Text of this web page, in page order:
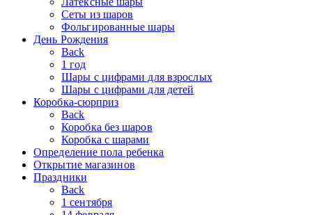
Сеты из шаров
Фольгированные шары
День Рождения
Back
1 год
Шары с цифрами для взрослых
Шары с цифрами для детей
Коробка-сюрприз
Back
Коробка без шаров
Коробка с шарами
Определение пола ребенка
Открытие магазинов
Праздники
Back
1 сентября